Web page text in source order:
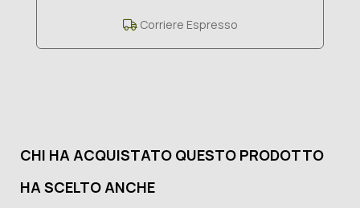
Corriere Espresso
CHI HA ACQUISTATO QUESTO PRODOTTO
HA SCELTO ANCHE